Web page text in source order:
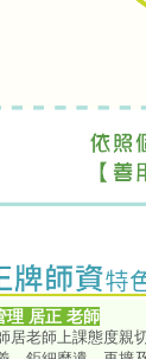
理 居正 老師
居老師上課態度親